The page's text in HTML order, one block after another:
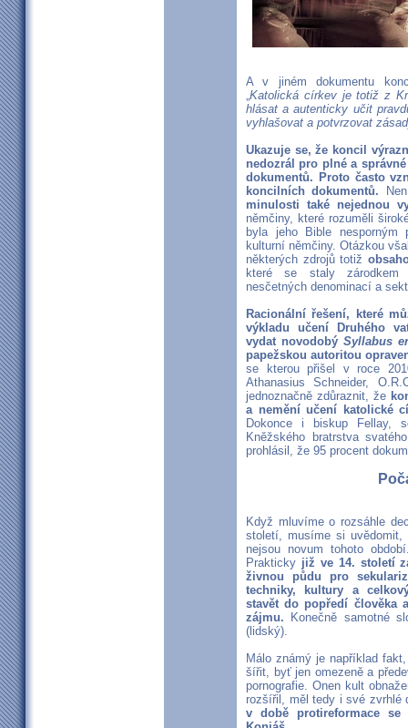
A v jiném dokumentu
„Katolická církev je totiž z
hlásat a autenticky učit
vyhlašovat a potvrzovat
Ukazuje se, že koncil
nedozrál pro plné a
dokumentů. Proto často
koncilních dokumentů.
minulosti také nejednou
němčiny, které rozuměli
byla jeho Bible nesporným
kulturní němčiny. Otázkou
některých zdrojů totiž
které se staly zárodkem
nesčetných denominací a
Racionální řešení, které
výkladu učení Druhého
vydat novodobýSyllabus
papežskou autoritou
se kterou přišel v roce
Athanasius Schneider,
jednoznačně zdůraznit, že
a nemění učení katolické
Dokonce i biskup Fellay,
Kněžského bratrstva
prohlásil, že 95 procent
Když mluvíme o rozsáhle
století, musíme si
nejsou novum tohoto
Prakticky již ve 14. století
živnou půdu pro
techniky, kultury a
stavět do popředí člověka
zájmu. Konečně samotné
(lidský).
Málo známý je například
šířit, byť jen omezeně a
pornografie. Onen kult
rozšířil, měl tedy i své zvrhlé
v době protireformace